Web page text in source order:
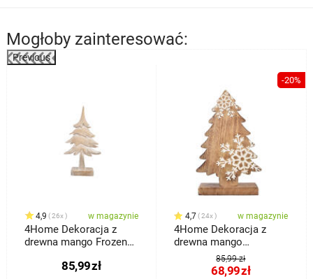
Mogłoby zainteresować:
Previous
4,9 26x w magazynie
4Home Dekoracja z
drewna mango Frozen
85,99zł
-20%
4,7 24x w magazynie
4Home Dekoracja z
drewna mango
Snowflake Tree, 33 cm
85,99 zł
68,99zł